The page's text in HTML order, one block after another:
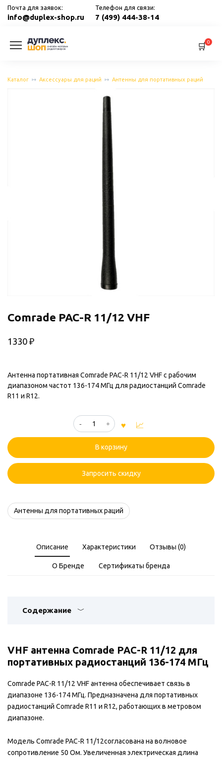
Перейти
Почта для заявок:
info@duplex-shop.ru
Телефон для связи:
7 (499) 444-38-14
0
Каталог Аксессуары для раций Антенны для портативных раций
Comrade PAC-R 11/12 VHF
1330 ₽
Антенна портативная Comrade PAC-R 11/12 VHF с рабочим
диапазоном частот 136-174 МГц для радиостанций Comrade
R11 и R12.
Количество
товара
R
11/12
VHF
В корзину
Запросить скидку
Антенны для портативных раций
Описание Характеристики Отзывы (0)
О Бренде Сертификаты бренда
Содержание
VHF антенна Comrade PAC-R 11/12 для
портативных радиостанций 136-174 МГц
Comrade PAC-R 11/12 VHF антенна обеспечивает связь в
диапазоне 136-174 МГц. Предназначена для портативных
радиостанций Comrade R11 и R12, работающих в метровом
диапазоне.
Модель Comrade PAC-R 11/12согласована на волновое
сопротивление 50 Ом. Увеличенная электрическая длина